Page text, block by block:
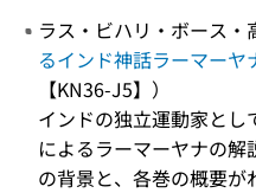
ラス・ビハリ・ボース・
るインド神話ラーマーヤ
【KN36-J5】）
インドの独立運動家と
によるラーマーヤナの
の背景と、各巻の概要が